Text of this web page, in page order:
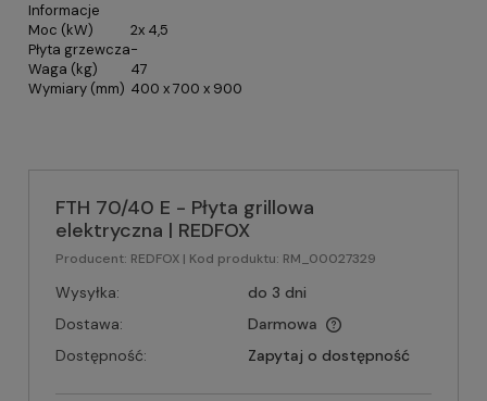
Informacje
Moc (kW)
2x 4,5
Płyta grzewcza-
Waga (kg)
47
Wymiary (mm) 400 x 700 x 900
FTH 70/40 E - Płyta grillowa
elektryczna | REDFOX
Producent: REDFOX | Kod produktu: RM_00027329
Wysyłka:
do 3 dni
Dostawa:
Darmowa
Dostępność:
Zapytaj o dostępność